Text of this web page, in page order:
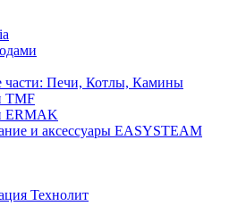
части: Печи, Котлы, Камины
TMF
ERMAK
и аксессуары EASYSTEAM
Технолит